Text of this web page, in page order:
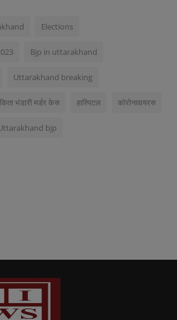
Elections
Bjp in uttarakhand
Uttarakhand breaking
भंडारी मर्डर केस हास्पिटल कोरोनावायरस
bjp